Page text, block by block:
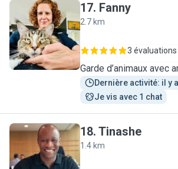
F
17. Fanny
2.7 km
3 évaluations
Garde d’animaux avec
Dernière activité: il y
Je vis avec 1 chat
T
18. Tinashe
1.4 km